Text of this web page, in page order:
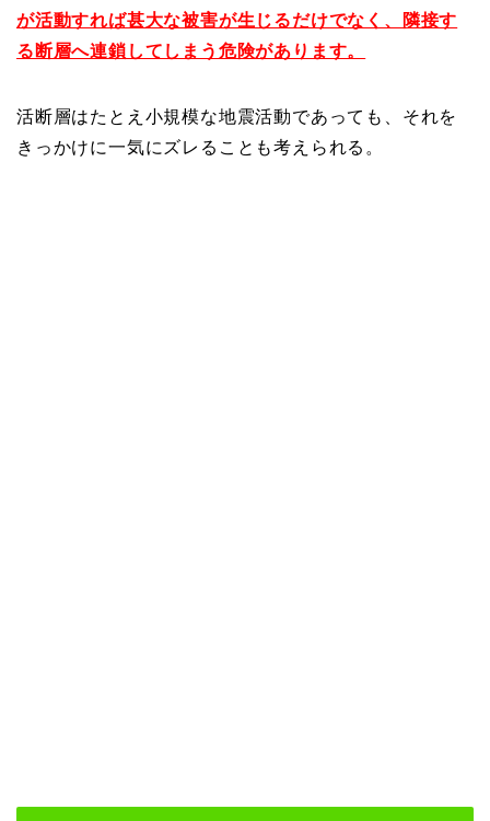
が活動すれば甚大な被害が生じるだけでなく、隣接す
る断層へ連鎖してしまう危険があります。
活断層はたとえ小規模な地震活動であっても、それを
きっかけに一気にズレることも考えられる。